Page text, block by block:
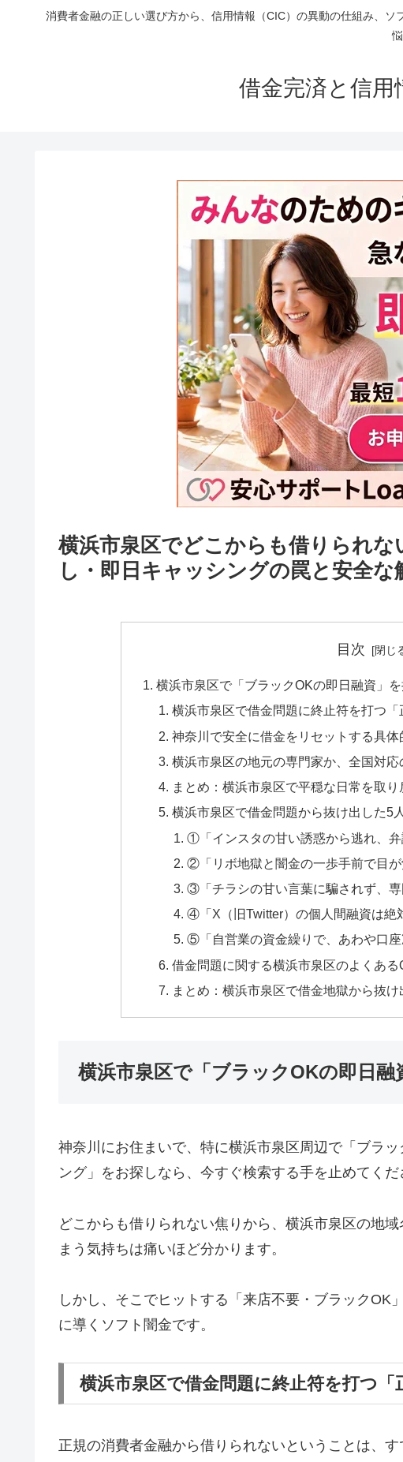
消費者金融の正しい選び方から、信用情報（CIC）の異動の仕組み、
借金完済と信用
横浜市泉区でどこからも借りられ
し・即日キャッシングの罠と安全な
目次
横浜市泉区で「ブラックOKの即日融資」
横浜市泉区で借金問題に終止符を打つ「
神奈川で安全に借金をリセットする具体
横浜市泉区の地元の専門家か、全国対
まとめ：横浜市泉区で平穏な日常を取り
横浜市泉区で借金問題から抜け出した5
①「インスタの甘い誘惑から逃れ、弁
②「リボ地獄と闇金の一歩手前で目が
③「チラシの甘い言葉に騙されず、専
④「X（旧Twitter）の個人間融資は絶
⑤「自営業の資金繰りで、あわや口座
借金問題に関する横浜市泉区のよくある
まとめ：横浜市泉区で借金地獄から抜
横浜市泉区で「ブラックOKの即日
神奈川にお住まいで、特に横浜市泉区周辺で「ブラ
ング」をお探しなら、今すぐ検索する手を止めてくだ
どこからも借りられない焦りから、横浜市泉区の地
まう気持ちは痛いほど分かります。
しかし、そこでヒットする「来店不要・ブラックOK
に導くソフト闇金です。
横浜市泉区で借金問題に終止符を打つ「
正規の消費者金融から借りられないということは、